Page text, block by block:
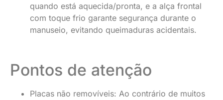
quando está aquecida/pronta, e a alça frontal
com toque frio garante segurança durante o
manuseio, evitando queimaduras acidentais.
Pontos de atenção
Placas não removíveis: Ao contrário de muitos